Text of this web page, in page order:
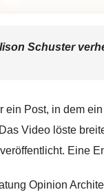
Schuster
ein Post, in dem
Video löste
Eine
Opinion